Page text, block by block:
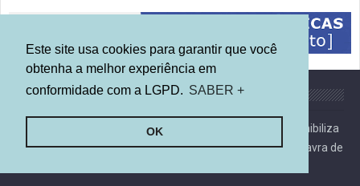
Este site usa cookies para garantir que você
obtenha a melhor experiência em
conformidade com a LGPD. SABER +
OK
Sobre
Esse blog compartilha informações sobre a Bíblia e disponibiliza
recursos para quem deseja aprofundar os estudos na palavra de